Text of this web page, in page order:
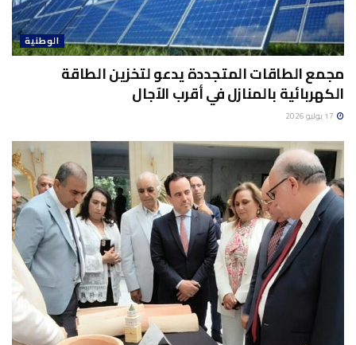
الوطنية
مجمع الطاقات المتجددة يدعو لتخزين الطاقة
الكهربائية بالمنازل في أقرب الآجال